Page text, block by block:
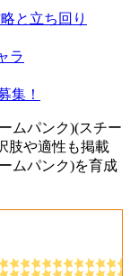
と立ち回り
ラ
集！
ムパンク)(スチー
肢や適性も掲載
ムパンク)を育成